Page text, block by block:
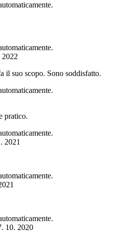
2022
il suo scopo. Sono soddisfatto.
pratico.
2021
10. 2020